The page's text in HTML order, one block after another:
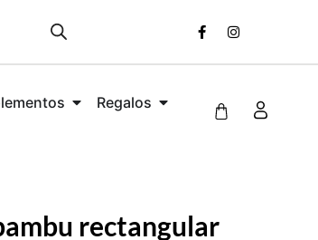
Regalos
rectangular